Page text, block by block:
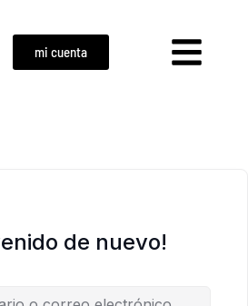
mi cuenta
de nuevo!